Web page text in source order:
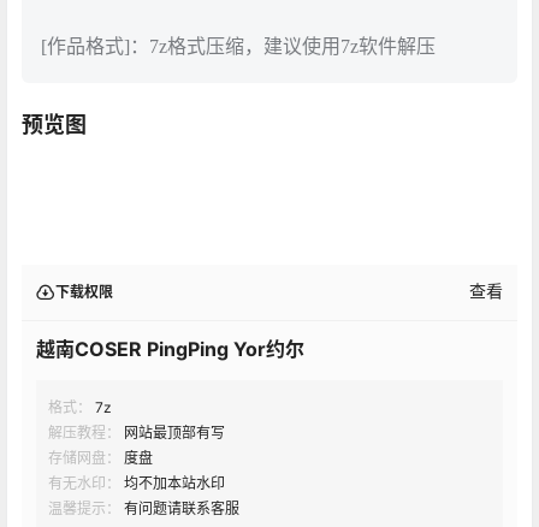
[作品格式]：7z格式压缩，建议使用7z软件解压
预览图
下载权限 查看
越南COSER PingPing Yor约尔
格式：
7z
解压教程：
网站最顶部有写
存储网盘：
度盘
有无水印：
均不加本站水印
温馨提示：
有问题请联系客服